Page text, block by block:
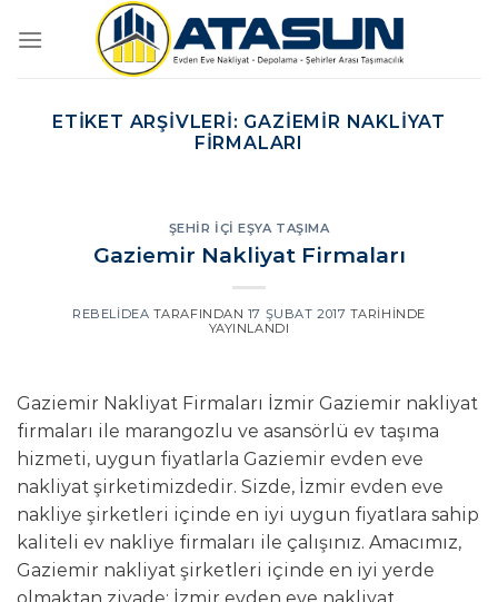
atla
ETIKET ARŞIVLERI: GAZIEMIR NAKLIYAT
FIRMALARI
ŞEHIR İÇI EŞYA TAŞIMA
Gaziemir Nakliyat Firmaları
REBELIDEA TARAFINDAN 17 ŞUBAT 2017 TARIHINDE
YAYINLANDI
Gaziemir Nakliyat Firmaları İzmir Gaziemir nakliyat
firmaları ile marangozlu ve asansörlü ev taşıma
hizmeti, uygun fiyatlarla Gaziemir evden eve
nakliyat şirketimizdedir. Sizde, İzmir evden eve
nakliye şirketleri içinde en iyi uygun fiyatlara sahip
kaliteli ev nakliye firmaları ile çalışınız. Amacımız,
Gaziemir nakliyat şirketleri içinde en iyi yerde
olmaktan ziyade; İzmir evden eve nakliyat